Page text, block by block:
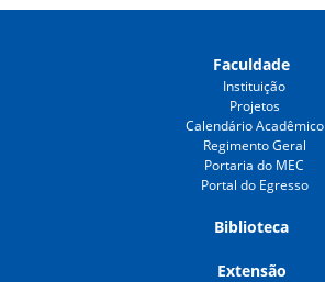
Faculdade
Instituição
Projetos
Calendário Acadêmico
Regimento Geral
Portaria do MEC
Portal do Egresso
Biblioteca
Extensão